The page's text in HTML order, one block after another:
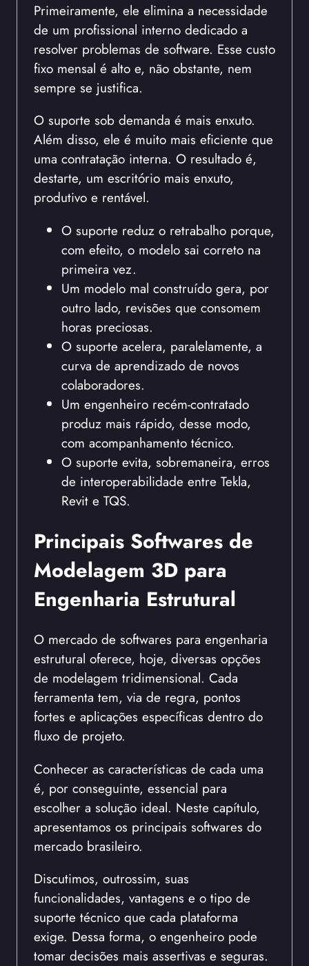
Primeiramente, ele elimina a necessidade
de um profissional interno dedicado a
resolver problemas de software. Esse custo
fixo mensal é alto e, não obstante, nem
sempre se justifica.
O suporte sob demanda é mais enxuto.
Além disso, ele é muito mais eficiente que
uma contratação interna. O resultado é,
destarte, um escritório mais enxuto,
produtivo e rentável.
O suporte reduz o retrabalho porque,
com efeito, o modelo sai correto na
primeira vez.
Um modelo mal construído gera, por
outro lado, revisões que consomem
horas preciosas.
O suporte acelera, paralelamente, a
curva de aprendizado de novos
colaboradores.
Um engenheiro recém-contratado
produz mais rápido, desse modo,
com acompanhamento técnico.
O suporte evita, sobremaneira, erros
de interoperabilidade entre Tekla,
Revit e TQS.
Principais Softwares de
Modelagem 3D para
Engenharia Estrutural
O mercado de softwares para engenharia
estrutural oferece, hoje, diversas opções
de modelagem tridimensional. Cada
ferramenta tem, via de regra, pontos
fortes e aplicações específicas dentro do
fluxo de projeto.
Conhecer as características de cada uma
é, por conseguinte, essencial para
escolher a solução ideal. Neste capítulo,
apresentamos os principais softwares do
mercado brasileiro.
Discutimos, outrossim, suas
funcionalidades, vantagens e o tipo de
suporte técnico que cada plataforma
exige. Dessa forma, o engenheiro pode
tomar decisões mais assertivas e seguras.